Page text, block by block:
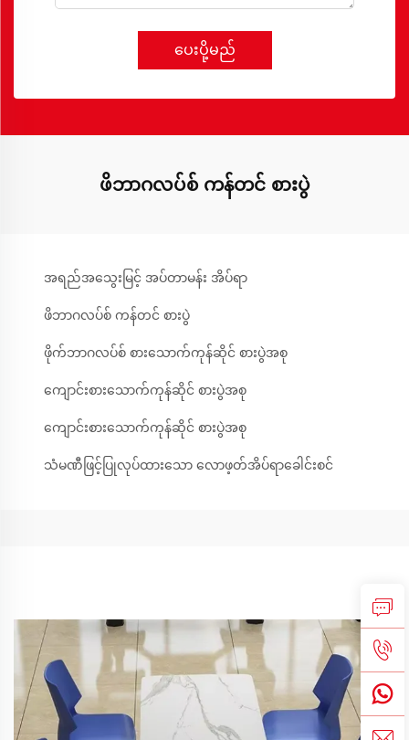
ပေးပို့မည်
ဖိဘာဂလပ်စ် ကန်တင် စားပွဲ
အရည်အသွေးမြင့် အပ်တာမန်း အိပ်ရာ
ဖိဘာဂလပ်စ် ကန်တင် စားပွဲ
ဖိုက်ဘာဂလပ်စ် စားသောက်ကုန်ဆိုင် စားပွဲအစု
ကျောင်းစားသောက်ကုန်ဆိုင် စားပွဲအစု
ကျောင်းစားသောက်ကုန်ဆိုင် စားပွဲအစု
သံမဏီဖြင့်ပြုလုပ်ထားသော လောဖ့တ်အိပ်ရာခေါင်းစင်